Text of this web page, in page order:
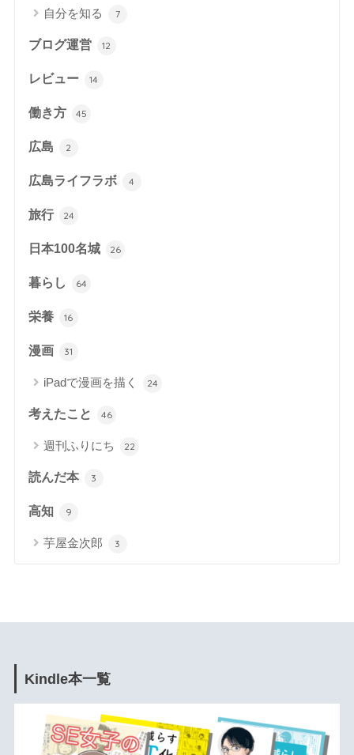
自分を知る 7
ブログ運営 12
レビュー 14
働き方 45
広島 2
広島ライフラボ 4
旅行 24
日本100名城 26
暮らし 64
栄養 16
漫画 31
iPadで漫画を描く 24
考えたこと 46
週刊ふりにち 22
読んだ本 3
高知 9
芋屋金次郎 3
Kindle本一覧